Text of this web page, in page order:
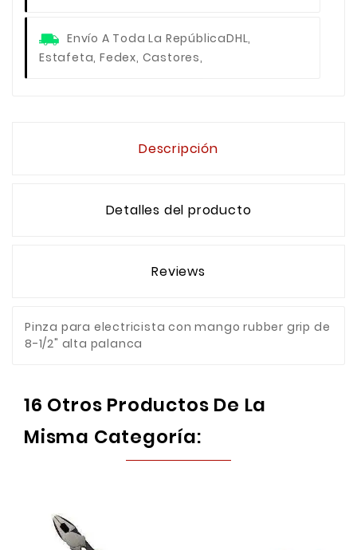
Envío A Toda La RepúblicaDHL,
Estafeta, Fedex, Castores,
Descripción
Detalles del producto
Reviews
Pinza para electricista con mango rubber grip de
8-1/2" alta palanca
16 Otros Productos De La
Misma Categoría: